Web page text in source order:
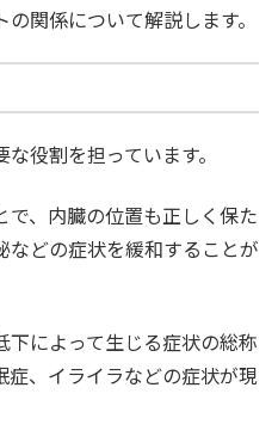
関係について解説します。
役割を担っています。
、内臓の位置も正しく保た
などの症状を緩和することが
によって生じる症状の総称
、イライラなどの症状が現